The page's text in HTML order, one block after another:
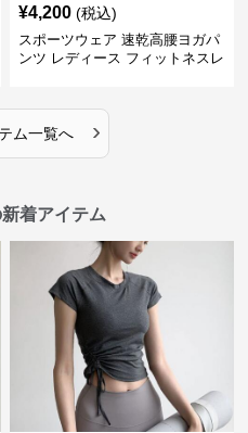
¥4,200 (税込)
スポーツウェア 速乾高腰ヨガパ
ンツ レディース フィットネスレ
ム一覧へ ›
着アイテム